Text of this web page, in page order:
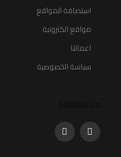
استضافة المواقع
مواقع الكترونية
اعمالنا
سياسة الخصوصية